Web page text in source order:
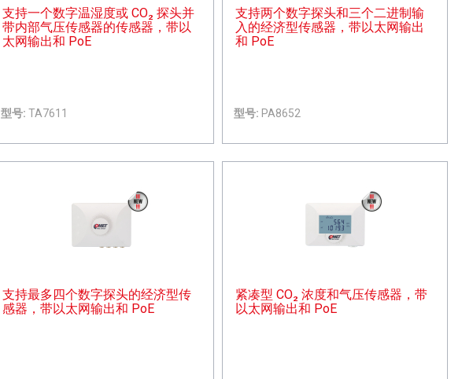
支持一个数字温湿度或 CO₂ 探头并
带内部气压传感器的传感器，带以
太网输出和 PoE
型号: TA7611
支持两个数字探头和三个二进制输
入的经济型传感器，带以太网输出
和 PoE
型号: PA8652
支持最多四个数字探头的经济型传
感器，带以太网输出和 PoE
紧凑型 CO₂ 浓度和气压传感器，带
以太网输出和 PoE